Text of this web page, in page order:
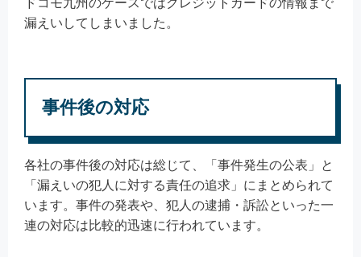
ドコモ九州のケースではクレジットカードの情報まで
漏えいしてしまいました。
事件後の対応
各社の事件後の対応は総じて、「事件発生の公表」と
「漏えいの犯人に対する責任の追求」にまとめられて
います。事件の発表や、犯人の逮捕・訴訟といった一
連の対応は比較的迅速に行われています。